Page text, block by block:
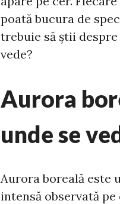
poată bucura de
trebuie să știi despre
vede?
Aurora
unde se
Aurora boreală este
intensă observată